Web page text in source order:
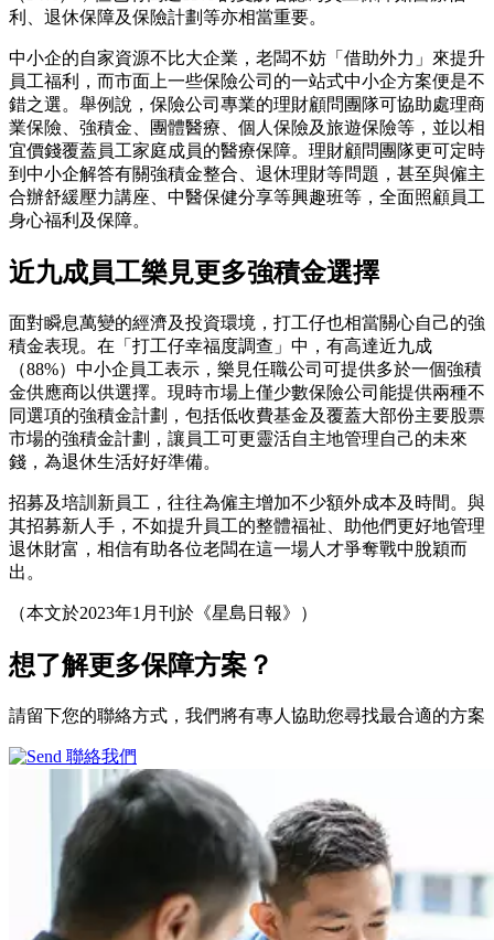
利、退休保障及保險計劃等亦相當重要。
中小企的自家資源不比大企業，老闆不妨「借助外力」來提升
員工福利，而市面上一些保險公司的一站式中小企方案便是不
錯之選。舉例說，保險公司專業的理財顧問團隊可協助處理商
業保險、強積金、團體醫療、個人保險及旅遊保險等，並以相
宜價錢覆蓋員工家庭成員的醫療保障。理財顧問團隊更可定時
到中小企解答有關強積金整合、退休理財等問題，甚至與僱主
合辦舒緩壓力講座、中醫保健分享等興趣班等，全面照顧員工
身心福利及保障。
近九成員工樂見更多強積金選擇
面對瞬息萬變的經濟及投資環境，打工仔也相當關心自己的強
積金表現。在「打工仔幸福度調查」中，有高達近九成
（88%）中小企員工表示，樂見任職公司可提供多於一個強積
金供應商以供選擇。現時市場上僅少數保險公司能提供兩種不
同選項的強積金計劃，包括低收費基金及覆蓋大部份主要股票
市場的強積金計劃，讓員工可更靈活自主地管理自己的未來
錢，為退休生活好好準備。
招募及培訓新員工，往往為僱主增加不少額外成本及時間。與
其招募新人手，不如提升員工的整體福祉、助他們更好地管理
退休財富，相信有助各位老闆在這一場人才爭奪戰中脫穎而
出。
（本文於2023年1月刊於《星島日報》）
想了解更多保障方案？
請留下您的聯絡方式，我們將有專人協助您尋找最合適的方案
聯絡我們